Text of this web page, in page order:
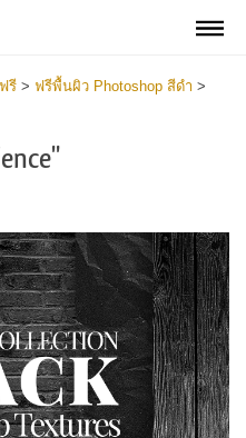
รี > ฟรีพื้นผิว Photoshop สีดำ >